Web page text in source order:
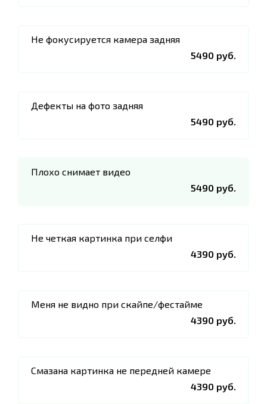
Не фокусируется камера задняя
5490 руб.
Дефекты на фото задняя
5490 руб.
Плохо снимает видео
5490 руб.
Не четкая картинка при селфи
4390 руб.
Меня не видно при скайпе/фестайме
4390 руб.
Смазана картинка не передней камере
4390 руб.